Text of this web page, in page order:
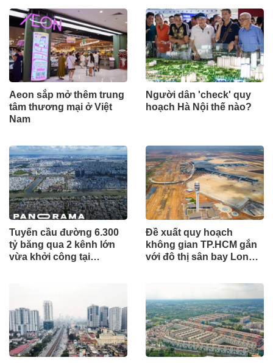
Aeon sắp mở thêm trung
tâm thương mại ở Việt
Nam
Người dân 'check' quy
hoạch Hà Nội thế nào?
Tuyến cầu đường 6.300
tỷ băng qua 2 kênh lớn
vừa khởi công tại
Đề xuất quy hoạch
không gian TP.HCM gắn
với đô thị sân bay Long